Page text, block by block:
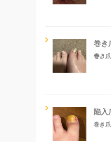
巻き
巻き
陥入
巻き